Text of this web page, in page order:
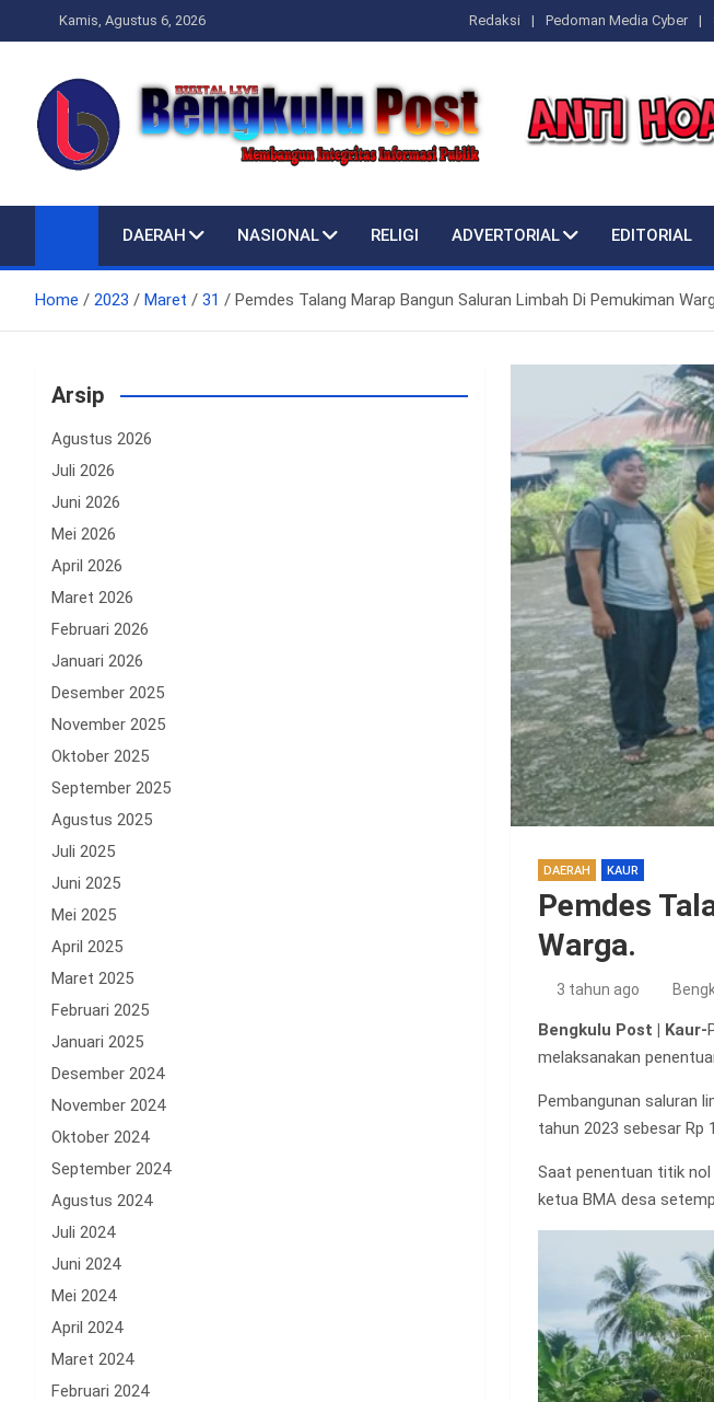
to
Kamis, Agustus 6, 2026 Redaksi Pedoman Media Cyber
Bengkulupost.id
DAERAH NASIONAL RELIGI ADVERTORIAL EDITORIAL
Home 2023 Maret 31 Pemdes Talang Marap Bangun Saluran Limbah Di Pemukiman
DAERAH KAUR
Pemdes
Warga.
3 tahun ago
Bengkulu Post | Kaur-
melaksanakan
Pembangunan saluran
tahun 2023 sebesar Rp
Saat penentuan titik nol
ketua BMA desa
Arsip
Agustus 2026
Juli 2026
Juni 2026
Mei 2026
April 2026
Maret 2026
Februari 2026
Januari 2026
Desember 2025
November 2025
Oktober 2025
September 2025
Agustus 2025
Juli 2025
Juni 2025
Mei 2025
April 2025
Maret 2025
Februari 2025
Januari 2025
Desember 2024
November 2024
Oktober 2024
September 2024
Agustus 2024
Juli 2024
Juni 2024
Mei 2024
April 2024
Maret 2024
Februari 2024